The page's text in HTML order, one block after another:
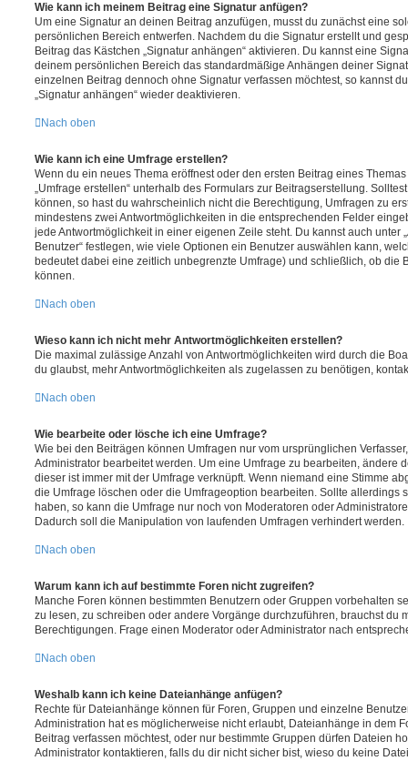
Wie kann ich meinem Beitrag eine Signatur anfügen?
Um eine Signatur an deinen Beitrag anzufügen, musst du zunächst eine
persönlichen Bereich entwerfen. Nachdem du die Signatur erstellt und
Beitrag das Kästchen „Signatur anhängen“ aktivieren. Du kannst eine
deinem persönlichen Bereich das standardmäßige Anhängen deiner
einzelnen Beitrag dennoch ohne Signatur verfassen möchtest, so kannst
„Signatur anhängen“ wieder deaktivieren.
Nach oben
Wie kann ich eine Umfrage erstellen?
Wenn du ein neues Thema eröffnest oder den ersten Beitrag eines
„Umfrage erstellen“ unterhalb des Formulars zur Beitragserstellung.
können, so hast du wahrscheinlich nicht die Berechtigung, Umfragen zu
mindestens zwei Antwortmöglichkeiten in die entsprechenden Felder
jede Antwortmöglichkeit in einer eigenen Zeile steht. Du kannst auch unter
Benutzer“ festlegen, wie viele Optionen ein Benutzer auswählen kann,
bedeutet dabei eine zeitlich unbegrenzte Umfrage) und schließlich, ob die
können.
Nach oben
Wieso kann ich nicht mehr Antwortmöglichkeiten erstellen?
Die maximal zulässige Anzahl von Antwortmöglichkeiten wird durch die
du glaubst, mehr Antwortmöglichkeiten als zugelassen zu benötigen,
Nach oben
Wie bearbeite oder lösche ich eine Umfrage?
Wie bei den Beiträgen können Umfragen nur vom ursprünglichen
Administrator bearbeitet werden. Um eine Umfrage zu bearbeiten, ändere
dieser ist immer mit der Umfrage verknüpft. Wenn niemand eine Stimme
die Umfrage löschen oder die Umfrageoption bearbeiten. Sollte allerdings
haben, so kann die Umfrage nur noch von Moderatoren oder
Dadurch soll die Manipulation von laufenden Umfragen verhindert werden.
Nach oben
Warum kann ich auf bestimmte Foren nicht zugreifen?
Manche Foren können bestimmten Benutzern oder Gruppen vorbehalten
zu lesen, zu schreiben oder andere Vorgänge durchzuführen, brauchst du
Berechtigungen. Frage einen Moderator oder Administrator nach
Nach oben
Weshalb kann ich keine Dateianhänge anfügen?
Rechte für Dateianhänge können für Foren, Gruppen und einzelne
Administration hat es möglicherweise nicht erlaubt, Dateianhänge in dem
Beitrag verfassen möchtest, oder nur bestimmte Gruppen dürfen Dateien
Administrator kontaktieren, falls du dir nicht sicher bist, wieso du keine